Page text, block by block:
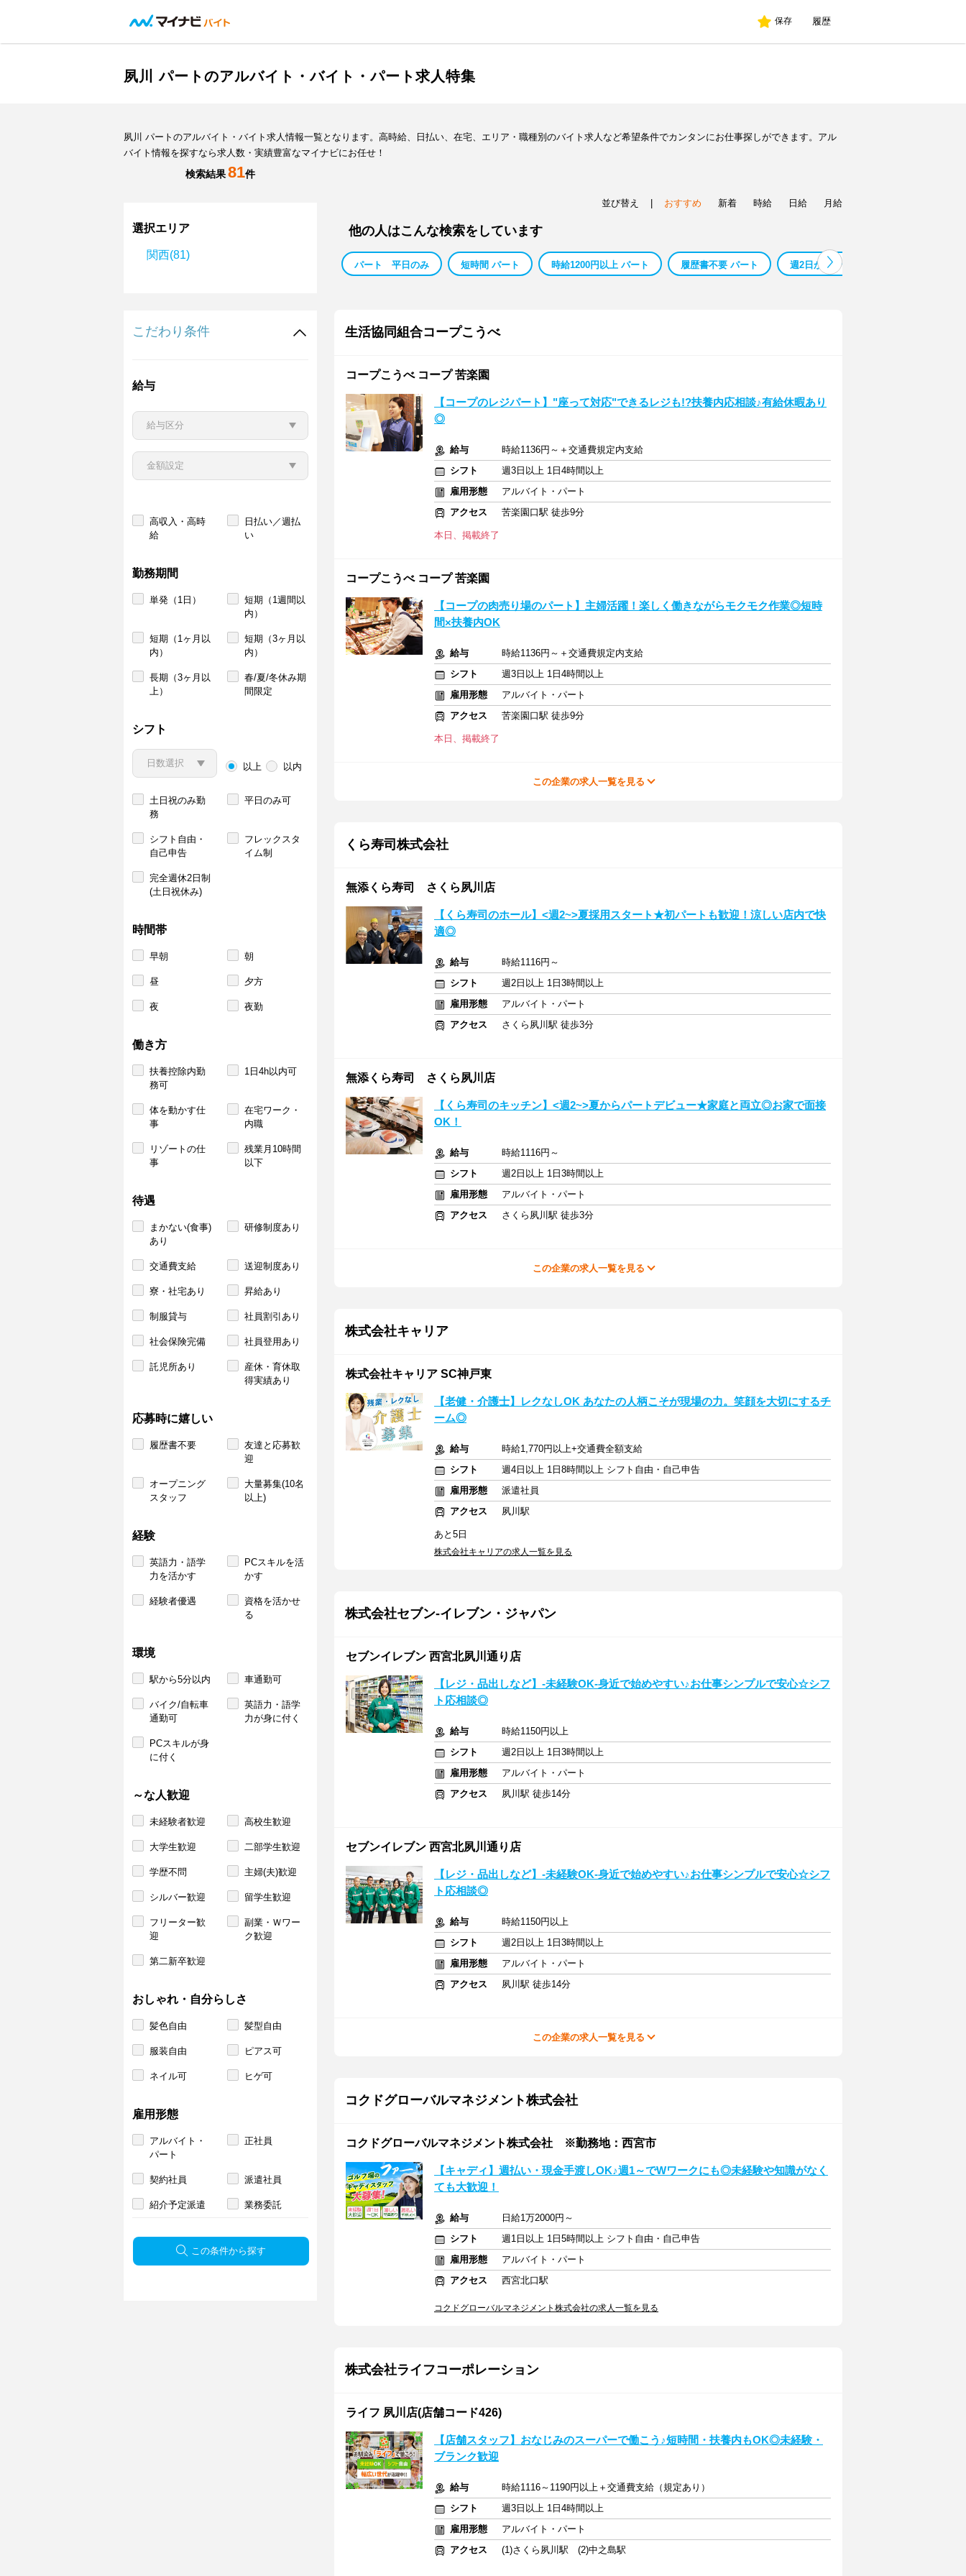
保存 履歴
夙川 パートのアルバイト・バイト・パート求人特集
夙川 パートのアルバイト・バイト求人情報一覧となります。高時給、日払い、在宅、エリア・職種別のバイト求人など希望条件でカンタンにお仕事探しができます。アル
バイト情報を探すなら求人数・実績豊富なマイナビにお任せ！
検索結果81件
選択エリア
関西(81)
こだわり条件
給与
高収入・高時
給
日払い／週払
い
勤務期間
単発（1日）
短期（1週間以
内）
短期（1ヶ月以
内）
短期（3ヶ月以
内）
長期（3ヶ月以
上）
春/夏/冬休み期
間限定
シフト
以上 以内
土日祝のみ勤
務
平日のみ可
シフト自由・
自己申告
フレックスタ
イム制
完全週休2日制
(土日祝休み)
時間帯
早朝 朝
昼 夕方
夜 夜勤
働き方
扶養控除内勤
務可
1日4h以内可
体を動かす仕
事
在宅ワーク・
内職
リゾートの仕
事
残業月10時間
以下
待遇
まかない(食事)
あり
研修制度あり
交通費支給 送迎制度あり
寮・社宅あり 昇給あり
制服貸与 社員割引あり
社会保険完備 社員登用あり
託児所あり
産休・育休取
得実績あり
応募時に嬉しい
履歴書不要
友達と応募歓
迎
オープニング
スタッフ
大量募集(10名
以上)
経験
英語力・語学
力を活かす
PCスキルを活
かす
経験者優遇
資格を活かせ
る
環境
駅から5分以内 車通勤可
バイク/自転車
通勤可
英語力・語学
力が身に付く
PCスキルが身
に付く
～な人歓迎
未経験者歓迎 高校生歓迎
大学生歓迎 二部学生歓迎
学歴不問 主婦(夫)歓迎
シルバー歓迎 留学生歓迎
フリーター歓
迎
副業・Ｗワー
ク歓迎
第二新卒歓迎
おしゃれ・自分らしさ
髪色自由 髪型自由
服装自由 ピアス可
ネイル可 ヒゲ可
雇用形態
アルバイト・
パート
正社員
契約社員 派遣社員
紹介予定派遣 業務委託
この条件から探す
並び替え おすすめ 新着 時給 日給 月給
他の人はこんな検索をしています
パート 平日のみ 短時間 パート 時給1200円以上 パート 履歴書不要 パート 週2日から パート
生活協同組合コープこうべ
コープこうべ コープ 苦楽園
【コープのレジパート】"座って対応"できるレジも!?扶養内応相談♪有給休暇あり
◎
給与
時給1136円～＋交通費規定内支給
シフト
週3日以上 1日4時間以上
雇用形態
アルバイト・パート
アクセス
苦楽園口駅 徒歩9分
本日、掲載終了
コープこうべ コープ 苦楽園
【コープの肉売り場のパート】主婦活躍！楽しく働きながらモクモク作業◎短時
間×扶養内OK
給与
時給1136円～＋交通費規定内支給
シフト
週3日以上 1日4時間以上
雇用形態
アルバイト・パート
アクセス
苦楽園口駅 徒歩9分
本日、掲載終了
この企業の求人一覧を見る
くら寿司株式会社
無添くら寿司 さくら夙川店
【くら寿司のホール】<週2~>夏採用スタート★初パートも歓迎！涼しい店内で快
適◎
給与
時給1116円～
シフト
週2日以上 1日3時間以上
雇用形態
アルバイト・パート
アクセス
さくら夙川駅 徒歩3分
無添くら寿司 さくら夙川店
【くら寿司のキッチン】<週2~>夏からパートデビュー★家庭と両立◎お家で面接
OK！
給与
時給1116円～
シフト
週2日以上 1日3時間以上
雇用形態
アルバイト・パート
アクセス
さくら夙川駅 徒歩3分
この企業の求人一覧を見る
株式会社キャリア
株式会社キャリア SC神戸東
【老健・介護士】レクなしOK あなたの人柄こそが現場の力。笑顔を大切にするチ
ーム◎
給与
時給1,770円以上+交通費全額支給
シフト
週4日以上 1日8時間以上 シフト自由・自己申告
雇用形態
派遣社員
アクセス
夙川駅
あと5日
株式会社キャリアの求人一覧を見る
株式会社セブン-イレブン・ジャパン
セブンイレブン 西宮北夙川通り店
【レジ・品出しなど】-未経験OK-身近で始めやすい♪お仕事シンプルで安心☆シフ
ト応相談◎
給与
時給1150円以上
シフト
週2日以上 1日3時間以上
雇用形態
アルバイト・パート
アクセス
夙川駅 徒歩14分
セブンイレブン 西宮北夙川通り店
【レジ・品出しなど】-未経験OK-身近で始めやすい♪お仕事シンプルで安心☆シフ
ト応相談◎
給与
時給1150円以上
シフト
週2日以上 1日3時間以上
雇用形態
アルバイト・パート
アクセス
夙川駅 徒歩14分
この企業の求人一覧を見る
コクドグローバルマネジメント株式会社
コクドグローバルマネジメント株式会社 ※勤務地：西宮市
【キャディ】週払い・現金手渡しOK♪週1～でWワークにも◎未経験や知識がなく
ても大歓迎！
給与
日給1万2000円～
シフト
週1日以上 1日5時間以上 シフト自由・自己申告
雇用形態
アルバイト・パート
アクセス
西宮北口駅
コクドグローバルマネジメント株式会社の求人一覧を見る
株式会社ライフコーポレーション
ライフ 夙川店(店舗コード426)
【店舗スタッフ】おなじみのスーパーで働こう♪短時間・扶養内もOK◎未経験・
ブランク歓迎
給与
時給1116～1190円以上＋交通費支給（規定あり）
シフト
週3日以上 1日4時間以上
雇用形態
アルバイト・パート
アクセス
(1)さくら夙川駅 (2)中之島駅